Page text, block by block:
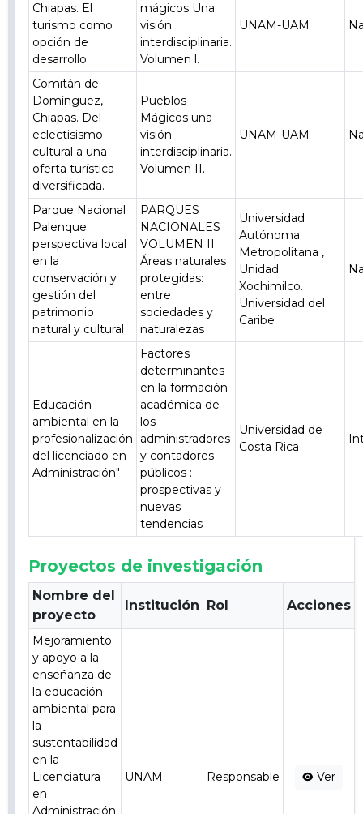
Chiapas. El
turismo como
opción de
desarrollo
mágicos Una
visión
interdisciplinaria.
Volumen l.
UNAM-UAM
Comitán de
Domínguez,
Chiapas. Del
eclectisismo
cultural a una
oferta turística
diversificada.
Pueblos
Mágicos una
visión
interdisciplinaria.
Volumen II.
UNAM-UAM
Parque Nacional
Palenque:
perspectiva local
en la
conservación y
gestión del
patrimonio
natural y cultural
PARQUES
NACIONALES
VOLUMEN II.
Áreas naturales
protegidas:
entre
sociedades y
naturalezas
Universidad
Autónoma
Metropolitana ,
Unidad
Xochimilco.
Universidad del
Caribe
Educación
ambiental en la
profesionalización
del licenciado en
Administración"
Factores
determinantes
en la formación
académica de
los
administradores
y contadores
públicos :
prospectivas y
nuevas
tendencias
Universidad de
Costa Rica
Proyectos de investigación
Nombre del
proyecto
Institución Rol Acciones
Mejoramiento
y apoyo a la
enseñanza de
la educación
ambiental para
la
sustentabilidad
en la
Licenciatura
en
Administración
UNAM Responsable Ver